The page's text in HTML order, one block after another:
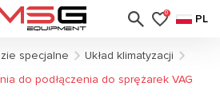
0 PL
specjalne
Układ klimatyzacji
do podłączenia do sprężarek VAG